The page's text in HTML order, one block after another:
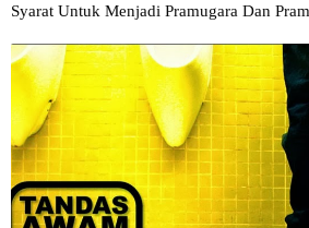
Syarat Untuk Menjadi Pramugara Dan